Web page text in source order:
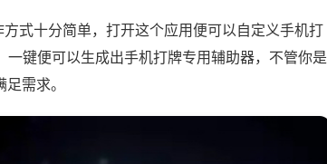
式十分简单，打开这个应用便可以自定义手机打
键便可以生成出手机打牌专用辅助器，不管你是
需求。